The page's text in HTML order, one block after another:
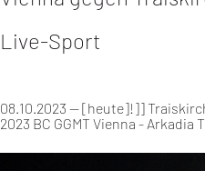
Live-Sport
08.10.2023 — [heute]!]]
2023 BC GGMT Vienna -